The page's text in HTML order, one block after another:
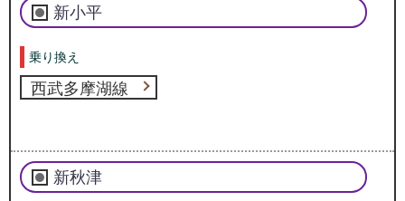
新小平
乗り換え
西武多摩湖線
新秋津